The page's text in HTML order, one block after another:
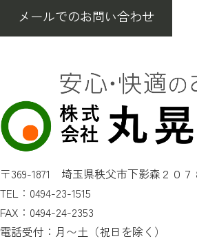
メールでのお問い合わせ
〒369-1871 埼玉県秩父市下影森２０
TEL：0494-23-1515
FAX：0494-24-2353
電話受付：月〜土（祝日を除く）